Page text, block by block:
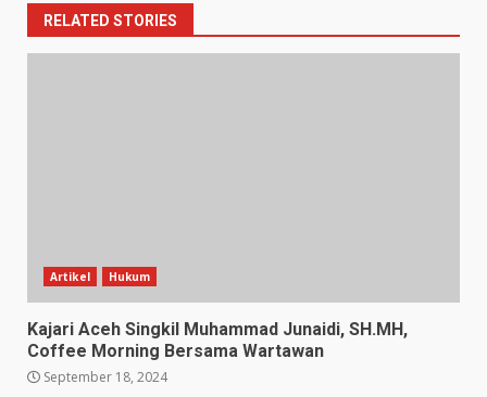
RELATED STORIES
Artikel Hukum
Kajari Aceh Singkil Muhammad Junaidi, SH.MH,
Coffee Morning Bersama Wartawan
September 18, 2024